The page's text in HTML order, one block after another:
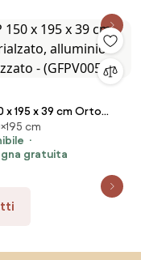
x 195 x 39 cm Orto
alluminio anodizzato -
cm
gratuita